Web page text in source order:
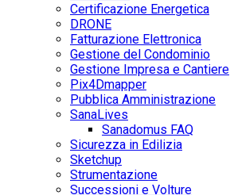
Certificazione Energetica
DRONE
Fatturazione Elettronica
Gestione del Condominio
Gestione Impresa e Cantiere
Pix4Dmapper
Pubblica Amministrazione
SanaLives
Sanadomus FAQ
Sicurezza in Edilizia
Sketchup
Strumentazione
Successioni e Volture